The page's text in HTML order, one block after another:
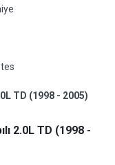
TD (1998 - 2005)
2.0L TD (1998 -